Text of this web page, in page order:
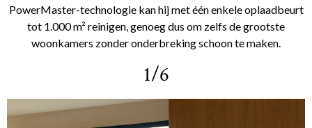
PowerMaster-technologie kan hij met één enkele oplaadbeurt
tot 1.000 m² reinigen, genoeg dus om zelfs de grootste
woonkamers zonder onderbreking schoon te maken.
1/6